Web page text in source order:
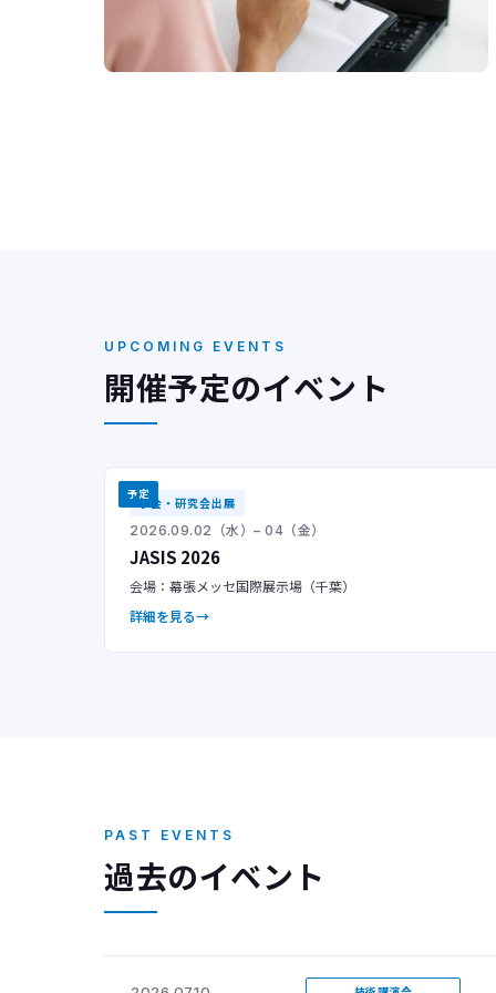
UPCOMING EVENTS
開催予定のイベント
予定
学会・研究会出展
2026.09.02（水）– 04（金）
JASIS 2026
会場：幕張メッセ国際展示場（千葉）
詳細を見る
PAST EVENTS
過去のイベント